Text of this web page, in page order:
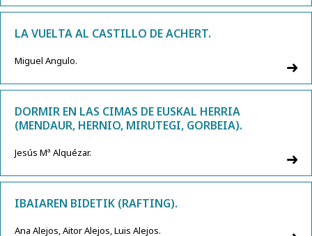
LA VUELTA AL CASTILLO DE ACHERT.
Miguel Angulo.
DORMIR EN LAS CIMAS DE EUSKAL HERRIA
(MENDAUR, HERNIO, MIRUTEGI, GORBEIA).
Jesús Mª Alquézar.
IBAIAREN BIDETIK (RAFTING).
Ana Alejos, Aitor Alejos, Luis Alejos.